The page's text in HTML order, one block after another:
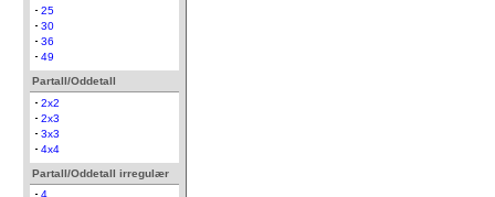
25
30
36
49
Partall/Oddetall
2x2
2x3
3x3
4x4
Partall/Oddetall irregulær
4